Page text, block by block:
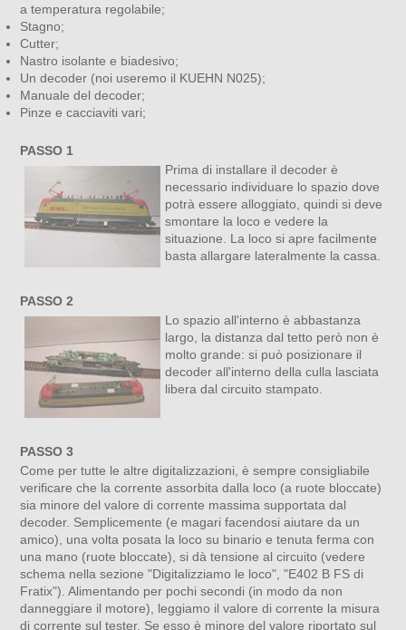
a temperatura regolabile;
Stagno;
Cutter;
Nastro isolante e biadesivo;
Un decoder (noi useremo il KUEHN N025);
Manuale del decoder;
Pinze e cacciaviti vari;
PASSO 1
Prima di installare il decoder è
necessario individuare lo spazio dove
potrà essere alloggiato, quindi si deve
smontare la loco e vedere la
situazione. La loco si apre facilmente
basta allargare lateralmente la cassa.
PASSO 2
Lo spazio all'interno è abbastanza
largo, la distanza dal tetto però non è
molto grande: si può posizionare il
decoder all'interno della culla lasciata
libera dal circuito stampato.
PASSO 3
Come per tutte le altre digitalizzazioni, è sempre consigliabile
verificare che la corrente assorbita dalla loco (a ruote bloccate)
sia minore del valore di corrente massima supportata dal
decoder. Semplicemente (e magari facendosi aiutare da un
amico), una volta posata la loco su binario e tenuta ferma con
una mano (ruote bloccate), si dà tensione al circuito (vedere
schema nella sezione "Digitalizziamo le loco", "E402 B FS di
Fratix"). Alimentando per pochi secondi (in modo da non
danneggiare il motore), leggiamo il valore di corrente la misura
di corrente sul tester. Se esso è minore del valore riportato sul